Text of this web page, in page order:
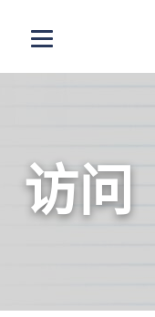
打开选单
访问